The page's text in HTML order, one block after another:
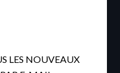
LES NOUVEAUX